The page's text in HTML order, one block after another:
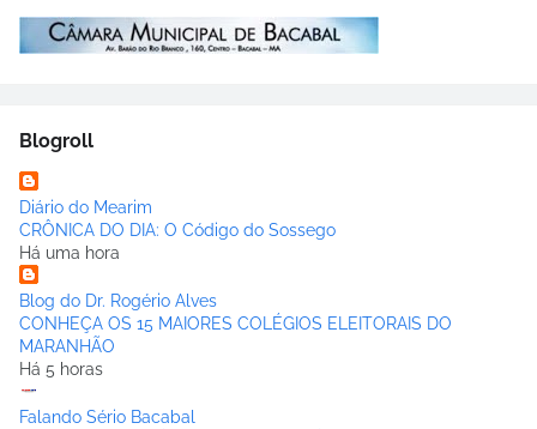
Blogroll
Diário do Mearim
CRÔNICA DO DIA: O Código do Sossego
Há uma hora
Blog do Dr. Rogério Alves
CONHEÇA OS 15 MAIORES COLÉGIOS ELEITORAIS DO
MARANHÃO
Há 5 horas
Falando Sério Bacabal